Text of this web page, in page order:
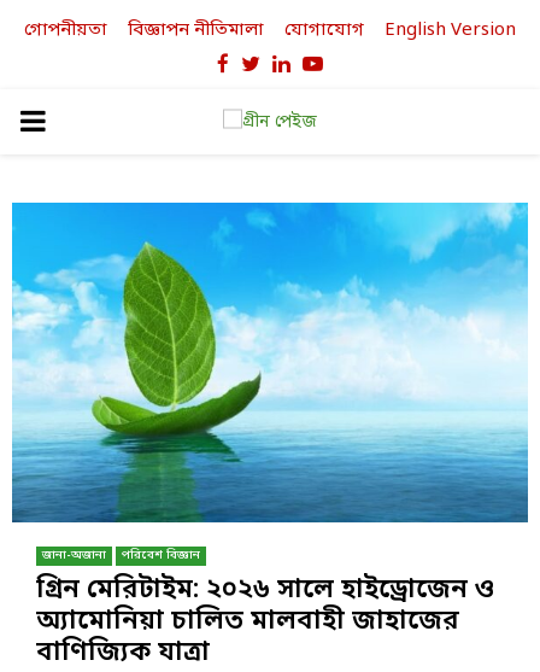
গোপনীয়তা বিজ্ঞাপন নীতিমালা যোগাযোগ English Version
Facebook
TwitterLinkedinYoutube
PRIMARY
জানা-অজানা পরিবেশ বিজ্ঞান
গ্রিন মেরিটাইম: ২০২৬ সালে হাইড্রোজেন ও
অ্যামোনিয়া চালিত মালবাহী জাহাজের
বাণিজ্যিক যাত্রা